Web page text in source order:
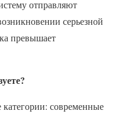
отправляют
серьезной
превышает
современные